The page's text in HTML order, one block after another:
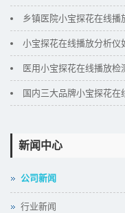
乡镇医院小宝探花在线播
小宝探花在线播放分析仪
医用小宝探花在线播放检
国内三大品牌小宝探花
新闻中心
公司新闻
行业新闻